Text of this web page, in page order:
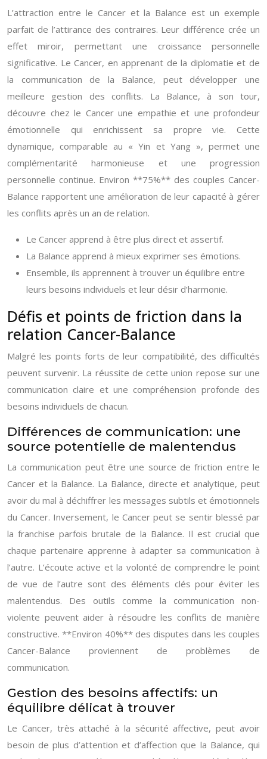
L’attraction entre le Cancer et la Balance est un exemple
parfait de l’attirance des contraires. Leur différence crée un
effet miroir, permettant une croissance personnelle
significative. Le Cancer, en apprenant de la diplomatie et de
la communication de la Balance, peut développer une
meilleure gestion des conflits. La Balance, à son tour,
découvre chez le Cancer une empathie et une profondeur
émotionnelle qui enrichissent sa propre vie. Cette
dynamique, comparable au « Yin et Yang », permet une
complémentarité harmonieuse et une progression
personnelle continue. Environ **75%** des couples Cancer-
Balance rapportent une amélioration de leur capacité à gérer
les conflits après un an de relation.
Le Cancer apprend à être plus direct et assertif.
La Balance apprend à mieux exprimer ses émotions.
Ensemble, ils apprennent à trouver un équilibre entre
leurs besoins individuels et leur désir d’harmonie.
Défis et points de friction dans la
relation Cancer-Balance
Malgré les points forts de leur compatibilité, des difficultés
peuvent survenir. La réussite de cette union repose sur une
communication claire et une compréhension profonde des
besoins individuels de chacun.
Différences de communication: une
source potentielle de malentendus
La communication peut être une source de friction entre le
Cancer et la Balance. La Balance, directe et analytique, peut
avoir du mal à déchiffrer les messages subtils et émotionnels
du Cancer. Inversement, le Cancer peut se sentir blessé par
la franchise parfois brutale de la Balance. Il est crucial que
chaque partenaire apprenne à adapter sa communication à
l’autre. L’écoute active et la volonté de comprendre le point
de vue de l’autre sont des éléments clés pour éviter les
malentendus. Des outils comme la communication non-
violente peuvent aider à résoudre les conflits de manière
constructive. **Environ 40%** des disputes dans les couples
Cancer-Balance proviennent de problèmes de
communication.
Gestion des besoins affectifs: un
équilibre délicat à trouver
Le Cancer, très attaché à la sécurité affective, peut avoir
besoin de plus d’attention et d’affection que la Balance, qui